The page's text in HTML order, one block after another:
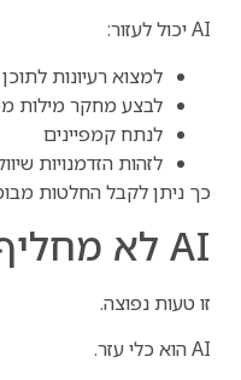
AI יכול לעזור:
למצוא רעיונות לתוכן
לבצע מחקר מילות
לנתח קמפיינים
לזהות הזדמנויות
כך ניתן לקבל החלטות
AI לא מחליף את בעל העסק
זו טעות נפוצה.
AI הוא כלי עזר.